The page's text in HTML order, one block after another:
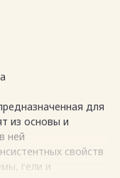
в
что
эффективности и
для
из основы и
ней
свойств
гели и